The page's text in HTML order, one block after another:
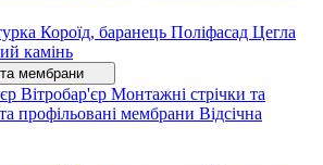
Короїд, баранець Поліфасад Цегла
камінь
та мембрани
Вітробар'єр Монтажні стрічки та
профільовані мембрани Відсічна